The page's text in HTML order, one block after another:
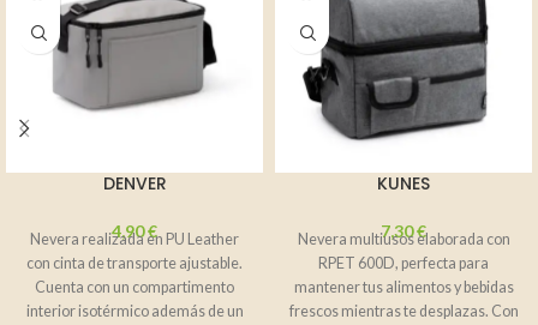
DENVER
4,90€
Nevera realizada en PU Leather
con cinta de transporte ajustable.
Cuenta con un compartimento
interior isotérmico además de un
KUNES
7,30€
Nevera multiusos elaborada con
RPET 600D, perfecta para
mantener tus alimentos y bebidas
frescos mientras te desplazas. Con